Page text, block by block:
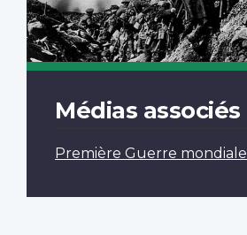
Médias associés
Première Guerre mondiale